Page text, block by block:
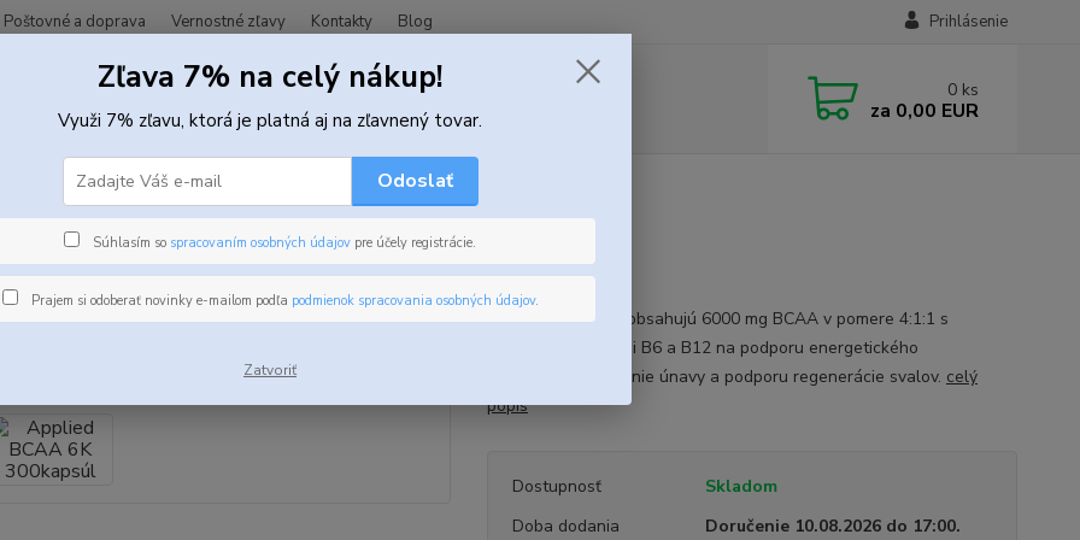
Poštovné a doprava Vernostné zľavy Kontakty Blog Prihlásenie
Hľadať 0 ks
za 0,00 EUR
BCAA 6K 300kapsúl
- 38 %
Kapsuly BCAA 6K obsahujú 6000 mg BCAA v pomere 4:1:1 s
pridanými vitamínmi B6 a B12 na podporu energetického
metabolizmu, zníženie únavy a podporu regenerácie svalov. celý
popis
Dostupnosť
Skladom
Doba dodania
Doručenie 10.08.2026 do 17:00.
Zľava 7% na celý nákup!
Využi 7% zľavu, ktorá je platná aj na zľavnený tovar.
Odoslať
Súhlasím so spracovaním osobných údajov pre účely registrácie.
Prajem si odoberať novinky e-mailom podľa podmienok spracovania osobných údajov.
Zatvoriť